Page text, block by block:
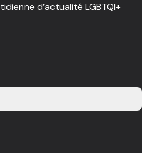
d’actualité LGBTQI+